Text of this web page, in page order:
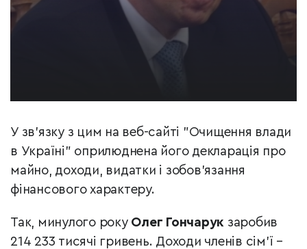
У зв'язку з цим на веб-сайті "Очищення влади
в Україні" оприлюднена його декларація про
майно, доходи, видатки і зобов’язання
фінансового характеру.
Так, минулого року Олег Гончарук заробив
214 233 тисячі гривень. Доходи членів сім’ї –